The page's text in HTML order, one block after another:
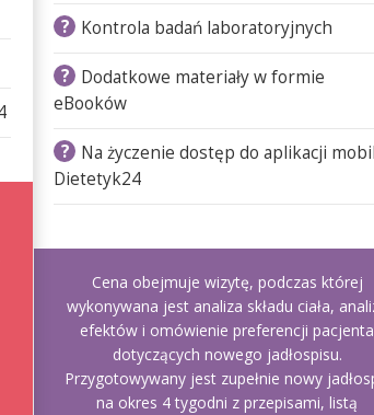
? Kontrola badań laboratoryjnych
? Dodatkowe materiały w formie
eBooków
? Na życzenie dostęp do aplikacji
Dietetyk24
Cena obejmuje wizytę, podczas której
wykonywana jest analiza składu ciała,
efektów i omówienie preferencji pacjenta
dotyczących nowego jadłospisu.
Przygotowywany jest zupełnie nowy
na okres 4 tygodni z przepisami, listą